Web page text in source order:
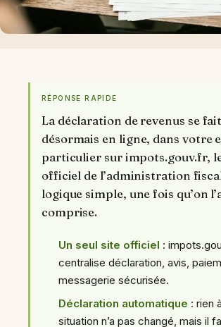
RÉPONSE RAPIDE
La déclaration de revenus se fait
désormais en ligne, dans votre
particulier sur impots.gouv.fr,
officiel de l’administration
logique simple, une fois qu’on
comprise.
Un seul site officiel :
centralise déclaration, avis,
messagerie sécurisée.
Déclaration automatique : rien
situation n’a pas changé, mais il